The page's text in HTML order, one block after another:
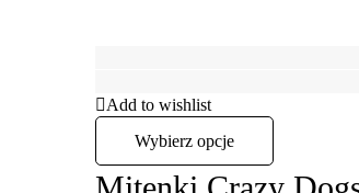
Add to wishlist
Wybierz opcje